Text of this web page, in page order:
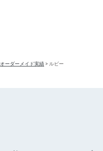
オーダーメイド実績> ルビー